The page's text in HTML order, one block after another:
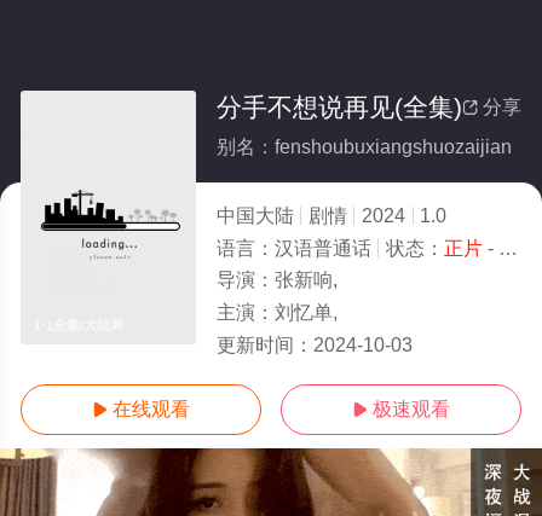
 分享
分手不想说再见(全集)
别名：fenshoubuxiangshuozaijian
中国大陆 剧情 2024
1.0
语言： 汉语普通话 状态： 正片- 免费在线观看
导演： 张新响,
主演： 刘忆单,
更新时间： 2024-10-03
 在线观看  极速观看